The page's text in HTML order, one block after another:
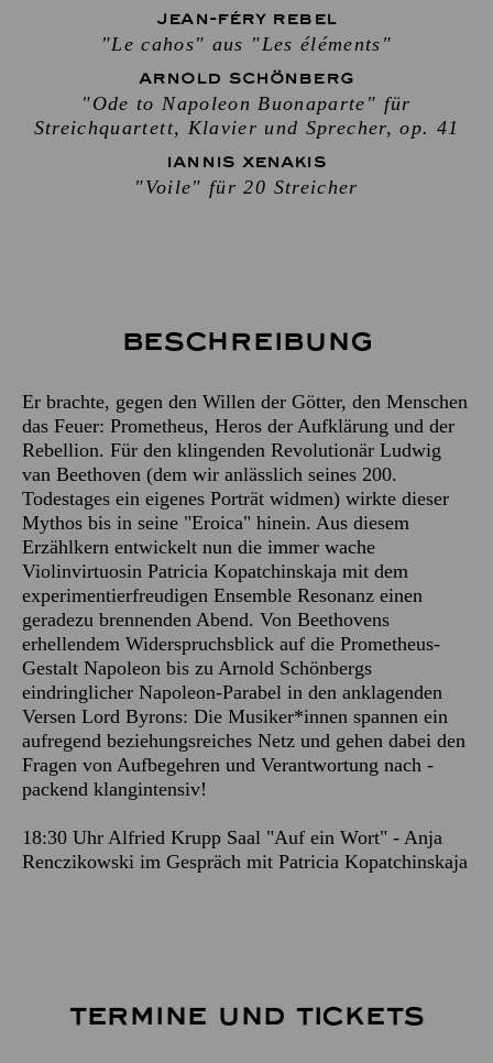
JEAN-FÉRY REBEL
"Le cahos" aus "Les éléments"
ARNOLD SCHÖNBERG
"Ode to Napoleon Buonaparte" für
Streichquartett, Klavier und Sprecher, op. 41
IANNIS XENAKIS
"Voile" für 20 Streicher
Beschreibung
Er brachte, gegen den Willen der Götter, den Menschen
das Feuer: Prometheus, Heros der Aufklärung und der
Rebellion. Für den klingenden Revolutionär Ludwig
van Beethoven (dem wir anlässlich seines 200.
Todestages ein eigenes Porträt widmen) wirkte dieser
Mythos bis in seine "Eroica" hinein. Aus diesem
Erzählkern entwickelt nun die immer wache
Violinvirtuosin Patricia Kopatchinskaja mit dem
experimentierfreudigen Ensemble Resonanz einen
geradezu brennenden Abend. Von Beethovens
erhellendem Widerspruchsblick auf die Prometheus-
Gestalt Napoleon bis zu Arnold Schönbergs
eindringlicher Napoleon-Parabel in den anklagenden
Versen Lord Byrons: Die Musiker*innen spannen ein
aufregend beziehungsreiches Netz und gehen dabei den
Fragen von Aufbegehren und Verantwortung nach -
packend klangintensiv!
18:30 Uhr Alfried Krupp Saal "Auf ein Wort" - Anja
Renczikowski im Gespräch mit Patricia Kopatchinskaja
TERMINE UND TICKETS